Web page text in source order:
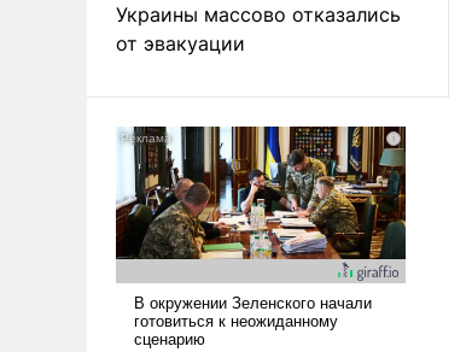
Украины массово отказались
от эвакуации